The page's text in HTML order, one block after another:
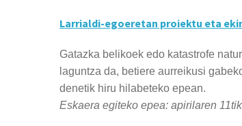
Larrialdi-egoeretan proiektu eta
Gatazka belikoek edo katastrofe
laguntza da, betiere aurreikusi
denetik hiru hilabeteko epean.
Eskaera egiteko epea: apirilaren